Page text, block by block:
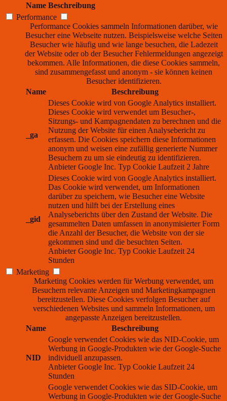
Name Beschreibung
Performance
Performance Cookies sammeln Informationen darüber, wie
Besucher eine Webseite nutzen. Beispielsweise welche Seiten
Besucher wie häufig und wie lange besuchen, die Ladezeit
der Website oder ob der Besucher Fehlermeldungen angezeigt
bekommen. Alle Informationen, die diese Cookies sammeln,
sind zusammengefasst und anonym - sie können keinen
Besucher identifizieren.
Name
Beschreibung
_ga
Dieses Cookie wird von Google Analytics installiert.
Dieses Cookie wird verwendet um Besucher-,
Sitzungs- und Kampagnendaten zu berechnen und die
Nutzung der Website für einen Analysebericht zu
erfassen. Die Cookies speichern diese Informationen
anonym und weisen eine zufällig generierte Nummer
Besuchern zu um sie eindeutig zu identifizieren.
Anbieter Google Inc. Typ Cookie Laufzeit 2 Jahre
_gid
Dieses Cookie wird von Google Analytics installiert.
Das Cookie wird verwendet, um Informationen
darüber zu speichern, wie Besucher eine Website
nutzen und hilft bei der Erstellung eines
Analyseberichts über den Zustand der Website. Die
gesammelten Daten umfassen in anonymisierter Form
die Anzahl der Besucher, die Website von der sie
gekommen sind und die besuchten Seiten.
Anbieter Google Inc. Typ Cookie Laufzeit 24
Stunden
Marketing
Marketing Cookies werden für Werbung verwendet, um
Besuchern relevante Anzeigen und Marketingkampagnen
bereitzustellen. Diese Cookies verfolgen Besucher auf
verschiedenen Websites und sammeln Informationen, um
angepasste Anzeigen bereitzustellen.
Name
Beschreibung
NID
Google verwendet Cookies wie das NID-Cookie, um
Werbung in Google-Produkten wie der Google-Suche
individuell anzupassen.
Anbieter Google Inc. Typ Cookie Laufzeit 24
Stunden
Google verwendet Cookies wie das SID-Cookie, um
Werbung in Google-Produkten wie der Google-Suche